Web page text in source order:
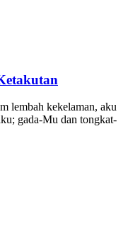
lembah kekelaman, aku
gada-Mu dan tongkat-